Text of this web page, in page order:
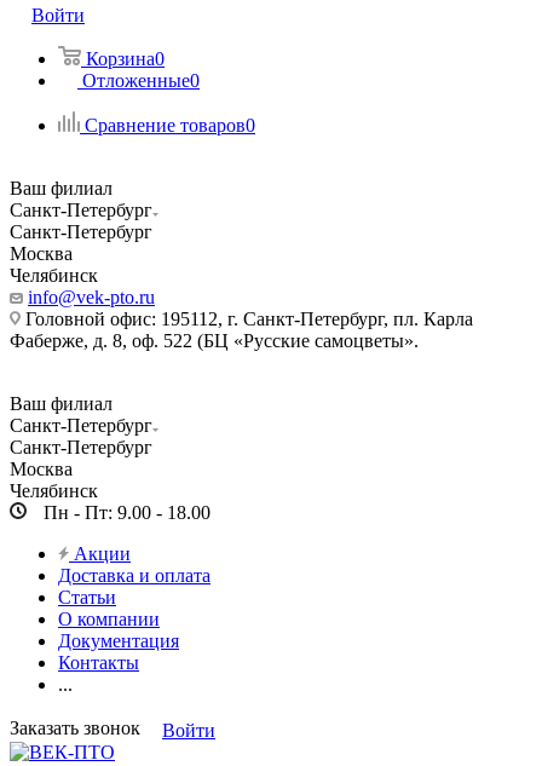
Войти
Корзина0
Отложенные0
Сравнение товаров0
Ваш филиал
Санкт-Петербург
Санкт-Петербург
Москва
Челябинск
info@vek-pto.ru
Головной офис: 195112, г. Санкт-Петербург, пл. Карла
Фаберже, д. 8, оф. 522 (БЦ «Русские самоцветы».
Ваш филиал
Санкт-Петербург
Санкт-Петербург
Москва
Челябинск
Пн - Пт: 9.00 - 18.00
Акции
Доставка и оплата
Статьи
О компании
Документация
Контакты
...
Заказать звонок Войти